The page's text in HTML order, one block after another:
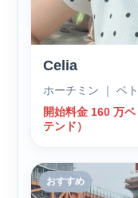
Celia
ホーチミン ｜ ベ
開始料金 160 万
テンド）
おすすめ